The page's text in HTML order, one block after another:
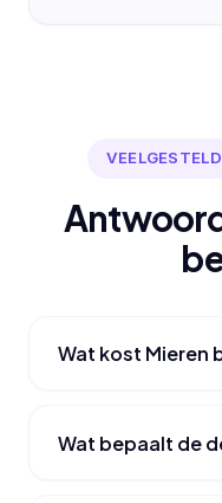
Wat kost Mieren
Wat bepaalt de